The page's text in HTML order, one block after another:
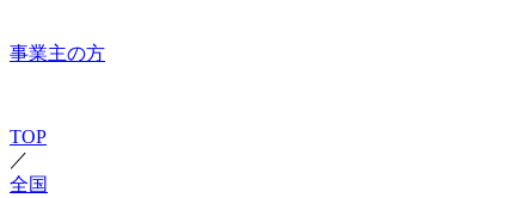
事業主の方
TOP
／
全国